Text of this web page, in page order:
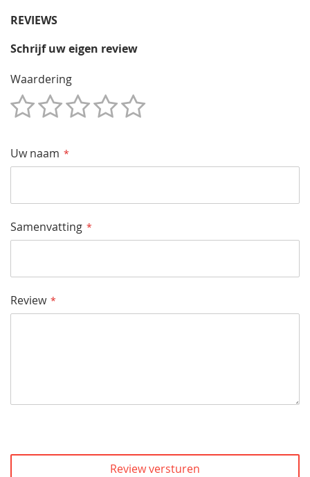
REVIEWS
Schrijf uw eigen review
Waardering
Uw naam
Samenvatting
Review
Review versturen